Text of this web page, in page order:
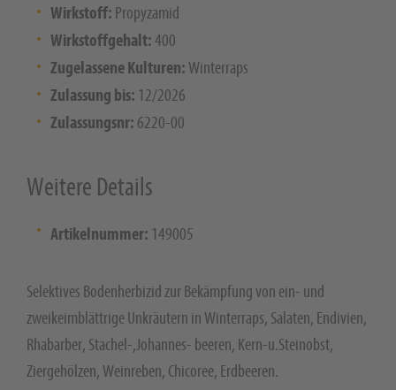
Wirkstoff: Propyzamid
Wirkstoffgehalt:400
Zugelassene Kulturen: Winterraps
Zulassung bis: 12/2026
Zulassungsnr: 6220-00
Weitere Details
Artikelnummer: 149005
Selektives Bodenherbizid zur Bekämpfung von ein- und
zweikeimblättrige Unkräutern in Winterraps, Salaten, Endivien,
Rhabarber, Stachel-,Johannes- beeren, Kern-u.Steinobst,
Ziergehölzen, Weinreben, Chicoree, Erdbeeren.